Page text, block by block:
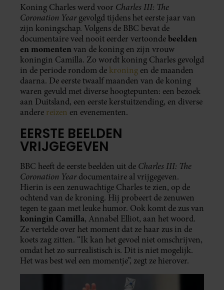
Koning Charles werd voor Charles III: The
Coronation Yeargevolgd tijdens het eerste jaar van
zijn koningschap. Volgens de BBC bevat de
documentaire veel nooit eerder vertoondebeelden
en momentenvan de koning en zijn vrouw
koningin Camilla. Zo wordt koning Charles gevolgd
in de periode rondom de kroning en de maanden
daarna. De eerste twaalf maanden van de koning
waren gevuld met diverse hoogtepunten: een bezoek
aan Duitsland, een eerste kerstuitzending, en diverse
andere reizen en evenementen.
EERSTE BEELDEN
VRIJGEGEVEN
BBC heeft de eerste beelden uit de Charles III: The
Coronation Yeardocumentaire al vrijgegeven.
Hierin is een zenuwachtige Charles te zien, op de
ochtend van de kroning. Hij probeert de zenuwen
tegen te gaan met leuke humor. Ook komt de zus van
koningin Camilla, Annabel Elliot, aan het woord.
Ze vertelde over het moment dat ze haar zus in de
koets zag zitten. “Ik kan het gevoel niet omschrijven,
omdat het zo surrealistisch is. Dit is niet mogelijk.
Het was best wel een momentje”, zegt ze hierover.